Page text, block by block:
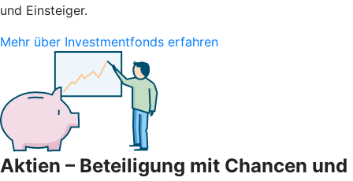
und Einsteiger.
Mehr über Investmentfonds erfahren
Aktien – Beteiligung mit Chancen und